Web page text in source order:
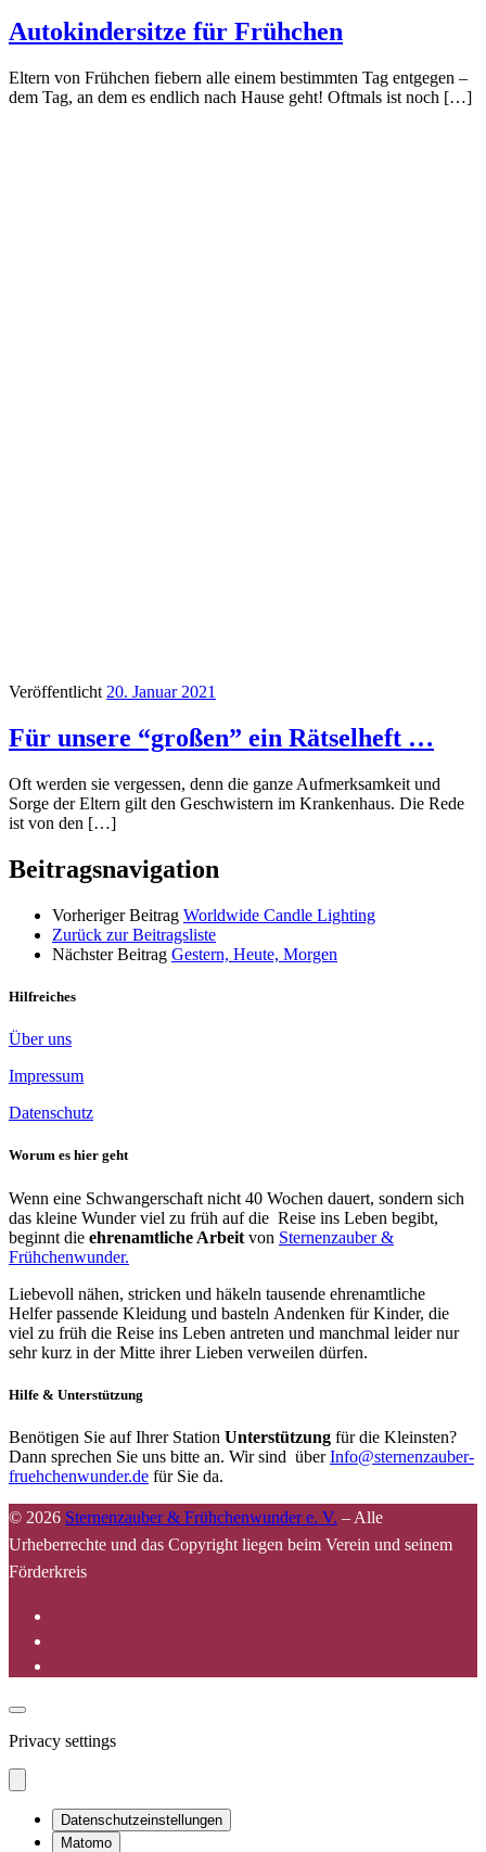
Autokindersitze für Frühchen
Eltern von Frühchen fiebern alle einem bestimmten Tag entgegen –
dem Tag, an dem es endlich nach Hause geht! Oftmals ist noch […]
Veröffentlicht 20. Januar 2021
Für unsere “großen” ein Rätselheft …
Oft werden sie vergessen, denn die ganze Aufmerksamkeit und
Sorge der Eltern gilt den Geschwistern im Krankenhaus. Die Rede
ist von den […]
Beitragsnavigation
Vorheriger Beitrag Worldwide Candle Lighting
Zurück zur Beitragsliste
Nächster Beitrag Gestern, Heute, Morgen
Hilfreiches
Über uns
Impressum
Datenschutz
Worum es hier geht
Wenn eine Schwangerschaft nicht 40 Wochen dauert, sondern sich
das kleine Wunder viel zu früh auf die Reise ins Leben begibt,
beginnt die ehrenamtliche Arbeit von Sternenzauber &
Frühchenwunder.
Liebevoll nähen, stricken und häkeln tausende ehrenamtliche
Helfer passende Kleidung und basteln Andenken für Kinder, die
viel zu früh die Reise ins Leben antreten und manchmal leider nur
sehr kurz in der Mitte ihrer Lieben verweilen dürfen.
Hilfe & Unterstützung
Benötigen Sie auf Ihrer Station Unterstützung für die Kleinsten?
Dann sprechen Sie uns bitte an. Wir sind überInfo@sternenzauber-
fruehchenwunder.de für Sie da.
© 2026 Sternenzauber & Frühchenwunder e. V. – Alle
Urheberrechte und das Copyright liegen beim Verein und seinem
Förderkreis
Privacy settings
Datenschutzeinstellungen
Matomo